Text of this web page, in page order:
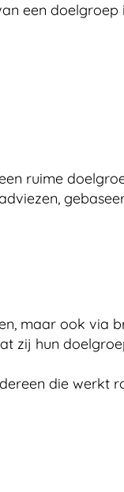
een
ruime
maar ook via
zij hun
die werkt